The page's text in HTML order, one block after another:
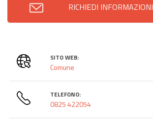
RICHIEDI INFORMAZIONI
SITO WEB:
Comune
TELEFONO:
0825 422054